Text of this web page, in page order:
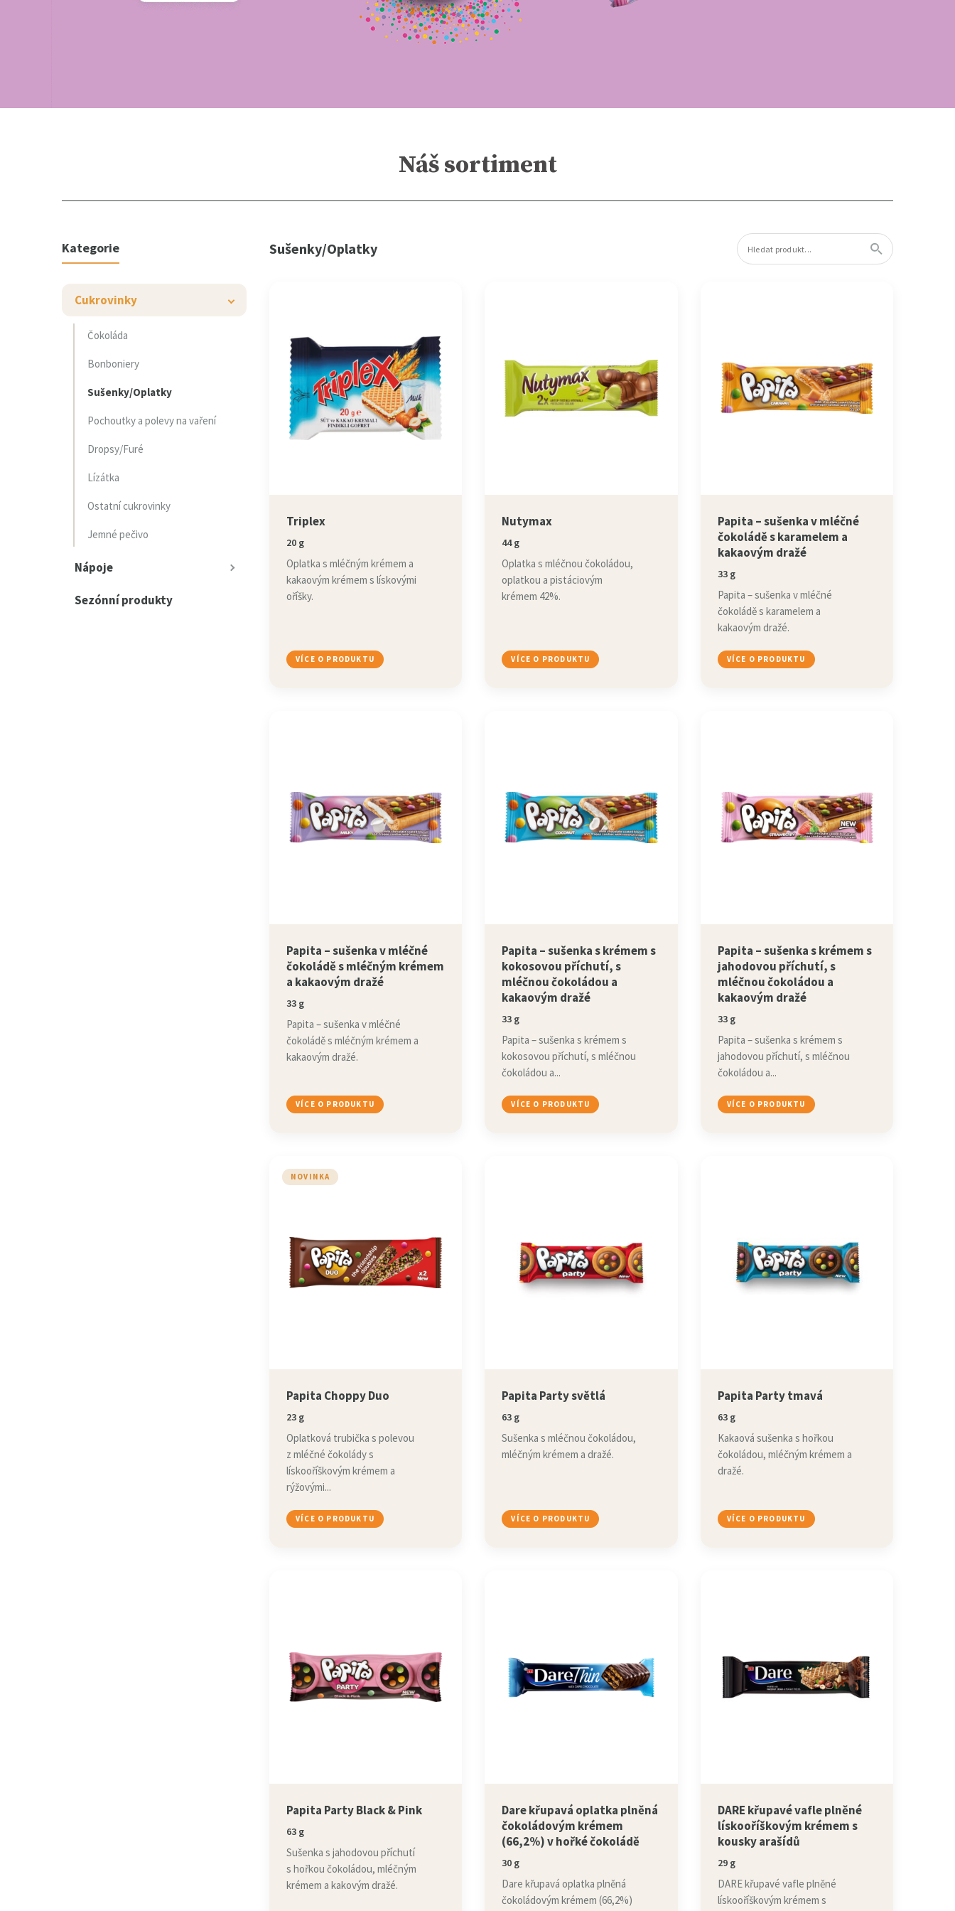
Náš sortiment
Kategorie
Cukrovinky
Čokoláda
Bonboniery
Sušenky/Oplatky
Pochoutky a polevy na vaření
Dropsy/Furé
Lízátka
Ostatní cukrovinky
Jemné pečivo
Nápoje
Sezónní produkty
Sušenky/Oplatky
Triplex
20 g
Oplatka s mléčným krémem a
kakaovým krémem s lískovými
oříšky.
VÍCE O PRODUKTU
Nutymax
44 g
Oplatka s mléčnou čokoládou,
oplatkou a pistáciovým
krémem 42%.
VÍCE O PRODUKTU
Papita – sušenka v mléčné
čokoládě s karamelem a
kakaovým dražé
33 g
Papita – sušenka v mléčné
čokoládě s karamelem a
kakaovým dražé.
VÍCE O PRODUKTU
Papita – sušenka v mléčné
čokoládě s mléčným krémem
a kakaovým dražé
33 g
Papita – sušenka v mléčné
čokoládě s mléčným krémem a
kakaovým dražé.
VÍCE O PRODUKTU
Papita – sušenka s krémem s
kokosovou příchutí, s
mléčnou čokoládou a
kakaovým dražé
33 g
Papita – sušenka s krémem s
kokosovou příchutí, s mléčnou
čokoládou a...
VÍCE O PRODUKTU
Papita – sušenka s krémem s
jahodovou příchutí, s
mléčnou čokoládou a
kakaovým dražé
33 g
Papita – sušenka s krémem s
jahodovou příchutí, s mléčnou
čokoládou a...
VÍCE O PRODUKTU
NOVINKA
Papita Choppy Duo
23 g
Oplatková trubička s polevou
z mléčné čokolády s
lískooříškovým krémem a
rýžovými...
VÍCE O PRODUKTU
Papita Party světlá
63 g
Sušenka s mléčnou čokoládou,
mléčným krémem a dražé.
VÍCE O PRODUKTU
Papita Party tmavá
63 g
Kakaová sušenka s hořkou
čokoládou, mléčným krémem a
dražé.
VÍCE O PRODUKTU
Papita Party Black & Pink
63 g
Sušenka s jahodovou příchutí
s hořkou čokoládou, mléčným
krémem a kakovým dražé.
Dare křupavá oplatka plněná
čokoládovým krémem
(66,2%) v hořké čokoládě
30 g
Dare křupavá oplatka plněná
čokoládovým krémem (66,2%)
DARE křupavé vafle plněné
lískooříškovým krémem s
kousky arašídů
29 g
DARE křupavé vafle plněné
lískooříškovým krémem s